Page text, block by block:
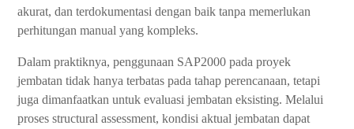
akurat, dan terdokumentasi dengan baik tanpa memerlukan
perhitungan manual yang kompleks.
Dalam praktiknya, penggunaan SAP2000 pada proyek
jembatan tidak hanya terbatas pada tahap perencanaan, tetapi
juga dimanfaatkan untuk evaluasi jembatan eksisting. Melalui
proses structural assessment, kondisi aktual jembatan dapat